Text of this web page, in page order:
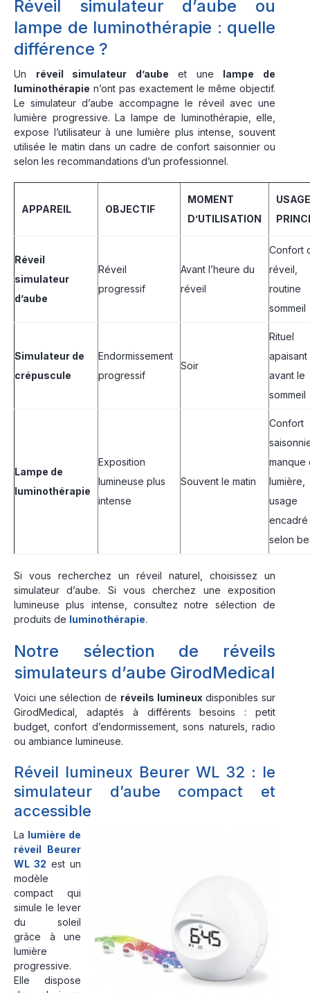
Réveil simulateur d’aube ou
lampe de luminothérapie : quelle
différence ?
Un réveil simulateur d’aube et une lampe de
luminothérapie n’ont pas exactement le même objectif.
Le simulateur d’aube accompagne le réveil avec une
lumière progressive. La lampe de luminothérapie, elle,
expose l’utilisateur à une lumière plus intense, souvent
utilisée le matin dans un cadre de confort saisonnier ou
selon les recommandations d’un professionnel.
APPAREIL OBJECTIF
MOMENT
D’UTILISATION
USAGE
Réveil
simulateur
d’aube
Réveil
progressif
Avant l’heure du
réveil
Confort
réveil,
routine
sommeil
Simulateur de
crépuscule
Endormissement
progressif
Soir
Rituel
apaisant
avant le
sommeil
Lampe de
luminothérapie
Exposition
lumineuse plus
intense
Souvent le matin
Confort
manque
lumière,
usage
encadré
selon
Si vous recherchez un réveil naturel, choisissez un
simulateur d’aube. Si vous cherchez une exposition
lumineuse plus intense, consultez notre sélection de
produits de luminothérapie.
Notre sélection de réveils
simulateurs d’aube GirodMedical
Voici une sélection de réveils lumineux disponibles sur
GirodMedical, adaptés à différents besoins : petit
budget, confort d’endormissement, sons naturels, radio
ou ambiance lumineuse.
Réveil lumineux Beurer WL 32 : le
simulateur d’aube compact et
accessible
La lumière de
réveil Beurer
WL 32 est un
modèle
compact qui
simule le lever
du soleil
grâce à une
lumière
progressive.
Elle dispose